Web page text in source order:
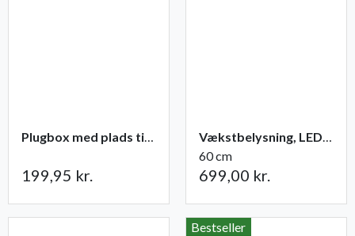
Plugbox med plads til 49 planter
199,95 kr.
Vækstbelysning, LED-panel 15 W med adapter
60 cm
699,00 kr.
Bestseller